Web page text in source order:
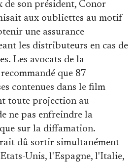
de son président, Conor
aux oubliettes au motif
une assurance
les distributeurs en cas de
Les avocats de la
que 87
contenues dans le film
toute projection au
ne pas enfreindre la
sur la diffamation.
dû sortir simultanément
Unis, l'Espagne, l'Italie,